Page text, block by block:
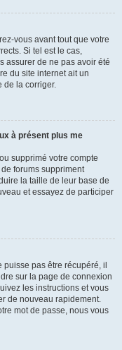
vous avant tout que votre
Si tel est le cas,
assurer de ne pas avoir été
du site internet ait un
de la corriger.
à présent plus me
supprimé votre compte
forums suppriment
la taille de leur base de
et essayez de participer
pas être récupéré, il
sur la page de connexion
les instructions et vous
de nouveau rapidement.
mot de passe, nous vous